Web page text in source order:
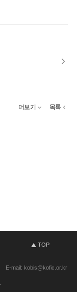
더보기 목록
TOP
E-mail: kobis@kofic.or.kr